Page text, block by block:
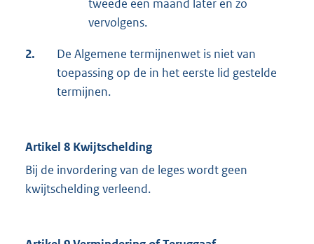
tweede een maand later en zo
vervolgens.
2.
De Algemene termijnenwet is niet van
toepassing op de in het eerste lid gestelde
termijnen.
Artikel 8 Kwijtschelding
Bij de invordering van de leges wordt geen
kwijtschelding verleend.